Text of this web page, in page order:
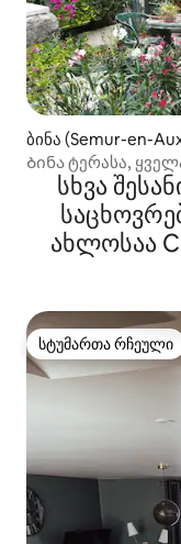
ბინა (Semur-en-
Ბინა ტერასა,
სხვა
ახლოსაა
სტუმართა რჩეული
სტუმართა რჩეული